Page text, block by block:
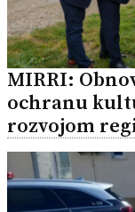
MIRRI:
ochranu
rozvojom